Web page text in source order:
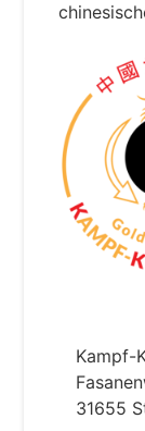
Kampf-
31655